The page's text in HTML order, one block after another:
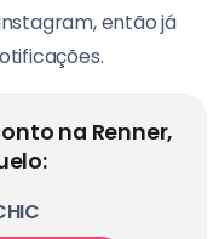
então já
na Renner,